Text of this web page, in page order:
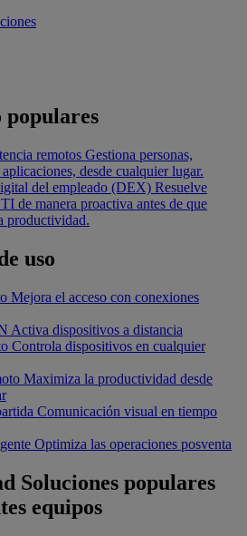
populares
remotos Gestiona personas,
desde cualquier lugar.
del empleado (DEX) Resuelve
de manera proactiva antes de que
productividad.
uso
Mejora el acceso con conexiones
Activa dispositivos a distancia
Controla dispositivos en cualquier
Maximiza la productividad desde
Comunicación visual en tiempo
Optimiza las operaciones posventa
Soluciones populares
equipos